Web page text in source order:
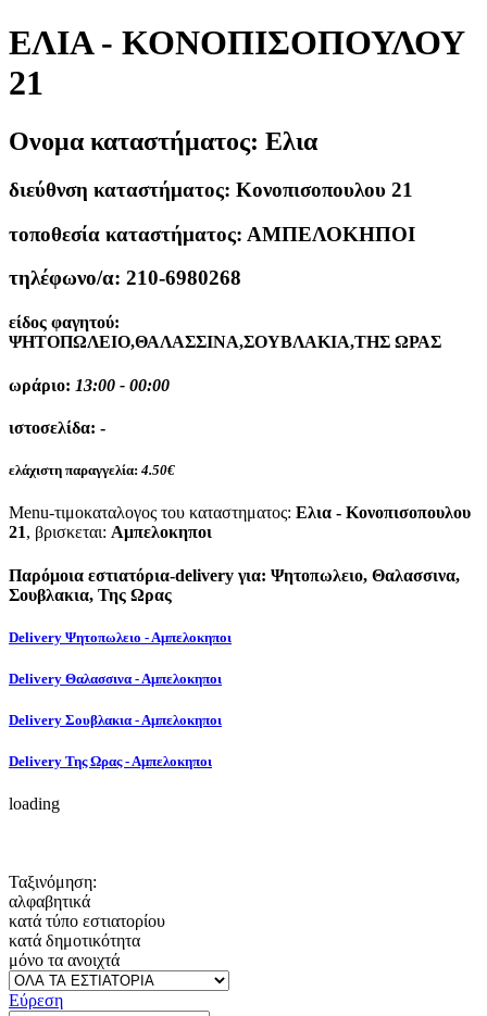
ΕΛΙΑ - ΚΟΝΟΠΙΣΟΠΟΥΛΟΥ
21
Ονομα καταστήματος: Ελια
διεύθνση καταστήματος: Κονοπισοπουλου 21
τοποθεσία καταστήματος: ΑΜΠΕΛΟΚΗΠΟΙ
τηλέφωνο/α: 210-6980268
είδος φαγητού:
ΨΗΤΟΠΩΛΕΙΟ,ΘΑΛΑΣΣΙΝΑ,ΣΟΥΒΛΑΚΙΑ,ΤΗΣ ΩΡΑΣ
ωράριο: 13:00 - 00:00
ιστοσελίδα: -
ελάχιστη παραγγελία: 4.50€
Menu-τιμοκαταλογος του καταστηματος: Ελια - Κονοπισοπουλου
21, βρισκεται: Αμπελοκηποι
Παρόμοια εστιατόρια-delivery για: Ψητοπωλειο, Θαλασσινα,
Σουβλακια, Της Ωρας
Delivery Ψητοπωλειο - Αμπελοκηποι
Delivery Θαλασσινα - Αμπελοκηποι
Delivery Σουβλακια - Αμπελοκηποι
Delivery Της Ωρας - Αμπελοκηποι
loading
Ταξινόμηση:
αλφαβητικά
κατά τύπο εστιατορίου
κατά δημοτικότητα
μόνο τα ανοιχτά
Εύρεση